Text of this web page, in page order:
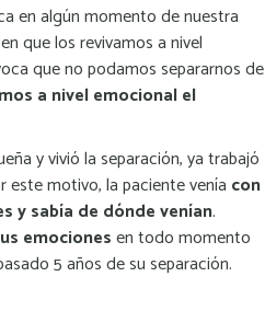
en algún momento de nuestra
que los revivamos a nivel
que no podamos separarnos de
a nivel emocional el
y vivió la separación, ya trabajó
este motivo, la paciente venía con
y sabía de dónde venían.
emocionesen todo momento
5 años de su separación.